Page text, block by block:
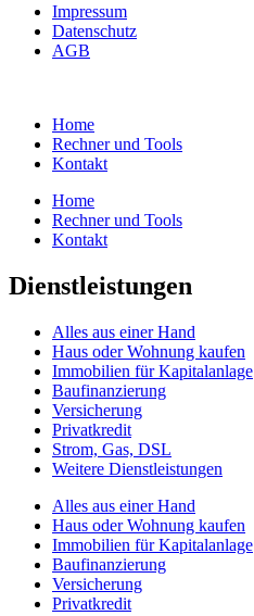
Impressum
Datenschutz
AGB
Home
Rechner und Tools
Kontakt
Home
Rechner und Tools
Kontakt
Dienstleistungen
Alles aus einer Hand
Haus oder Wohnung kaufen
Immobilien für Kapitalanlage
Baufinanzierung
Versicherung
Privatkredit
Strom, Gas, DSL
Weitere Dienstleistungen
Alles aus einer Hand
Haus oder Wohnung kaufen
Immobilien für Kapitalanlage
Baufinanzierung
Versicherung
Privatkredit